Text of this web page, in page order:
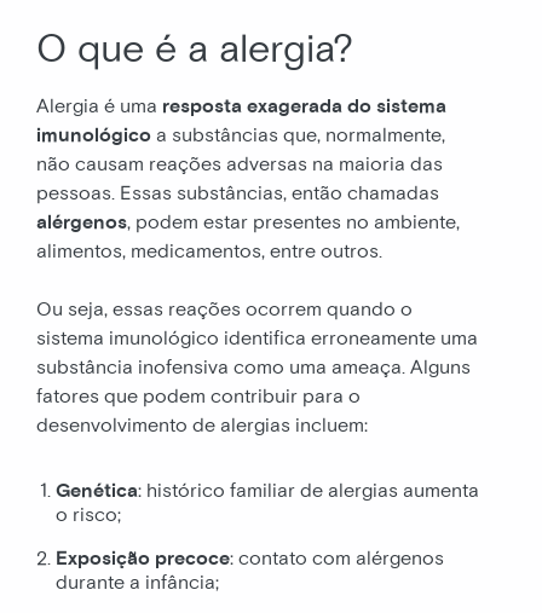
O que é a alergia?
Alergia é uma resposta exagerada do sistema
imunológico a substâncias que, normalmente,
não causam reações adversas na maioria das
pessoas. Essas substâncias, então chamadas
alérgenos, podem estar presentes no ambiente,
alimentos, medicamentos, entre outros.
Ou seja, essas reações ocorrem quando o
sistema imunológico identifica erroneamente uma
substância inofensiva como uma ameaça. Alguns
fatores que podem contribuir para o
desenvolvimento de alergias incluem:
Genética: histórico familiar de alergias aumenta
o risco;
Exposição precoce: contato com alérgenos
durante a infância;